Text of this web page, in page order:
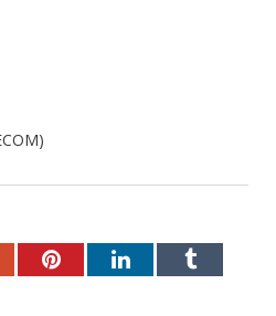
PinterestLinkedInTumblr